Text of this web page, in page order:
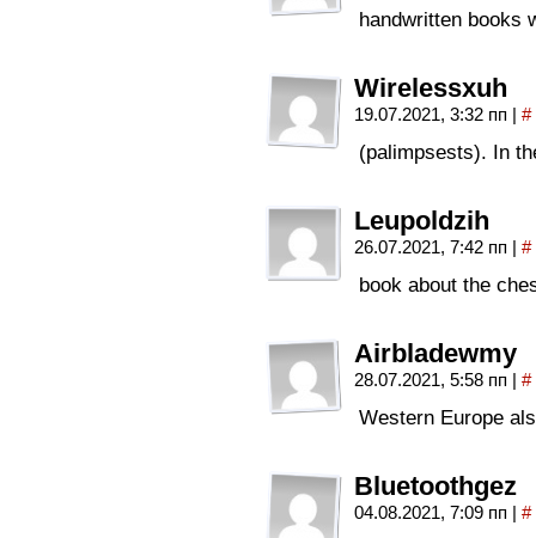
handwritten books
Wirelessxuh
19.07.2021, 3:32 пп | #
(palimpsests). In
Leupoldzih
26.07.2021, 7:42 пп | #
book about the
Airbladewmy
28.07.2021, 5:58 пп | #
Western Europe
Bluetoothgez
04.08.2021, 7:09 пп | #